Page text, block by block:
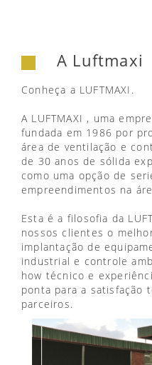
A Luftmaxi
Conheça a LUFTMAXI.
A LUFTMAXI , uma
fundada em 1986 por
área de ventilação e
de 30 anos de sólida
como uma opção de
empreendimentos na
Esta é a filosofia da
nossos clientes o
implantação de
industrial e controle
how técnico e
ponta para a satisfação
parceiros.